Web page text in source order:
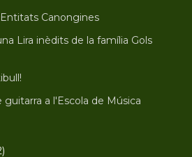
Canongines
Lira inèdits de la família Gols
guitarra a l'Escola de Música